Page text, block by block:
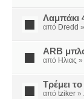
Λαμπάκι
από Dredd
ARB
από Ηλιας »
Τρέμει
από tziker »